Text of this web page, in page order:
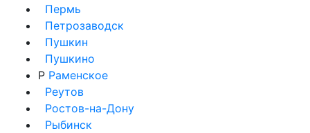
Пермь
Петрозаводск
Пушкин
Пушкино
Р Раменское
Реутов
Ростов-на-Дону
Рыбинск